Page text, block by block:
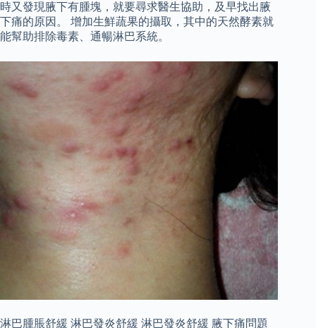
時又發現腋下有腫塊，就要尋求醫生協助，及早找出腋
下痛的原因。 增加生鮮蔬果的攝取，其中的天然酵素就
能幫助排除毒素、通暢淋巴系統。
淋巴腫脹舒緩 淋巴發炎舒緩 淋巴發炎舒緩 腋下痛問題